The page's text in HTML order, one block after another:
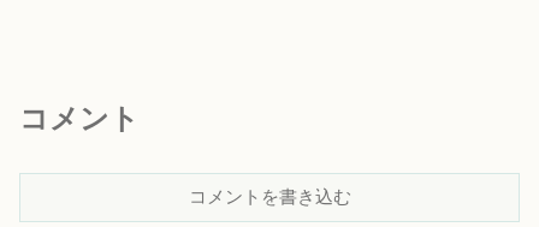
コメント
コメントを書き込む